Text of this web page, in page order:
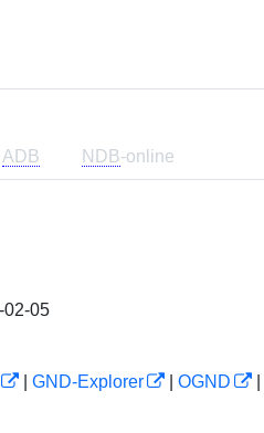
ADB NDB-online
02-05
GND-Explorer OGND